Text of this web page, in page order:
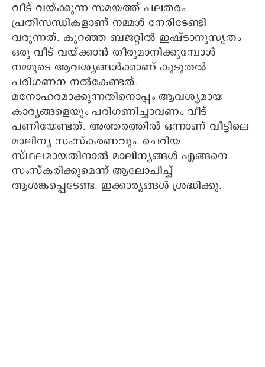
വീട് വയ്ക്കുന്ന സമയത്ത് പലതരം
പ്രതിസന്ധികളാണ് നമ്മൾ നേരിടേണ്ടി
വരുന്നത്. കുറഞ്ഞ ബജറ്റിൽ ഇഷ്ടാനുസൃതം
ഒരു വീട് വയ്ക്കാൻ തീരുമാനിക്കുമ്പോൾ
നമ്മുടെ ആവശ്യങ്ങൾക്കാണ്‌ കൂടുതൽ
പരിഗണന നൽകേണ്ടത്.
മനോഹരമാക്കുന്നതിനൊപ്പം ആവശ്യമായ
കാര്യങ്ങളെയും പരിഗണിച്ചാവണം വീട്
പണിയേണ്ടത്. അത്തരത്തിൽ ഒന്നാണ് വീട്ടിലെ
മാലിന്യ സംസ്കരണവും. ചെറിയ
സ്ഥലമായതിനാൽ മാലിന്യങ്ങൾ എങ്ങനെ
സംസ്കരിക്കുമെന്ന് ആലോചിച്ച്
ആശങ്കപ്പെടേണ്ട. ഇക്കാര്യങ്ങൾ ശ്രദ്ധിക്കു.